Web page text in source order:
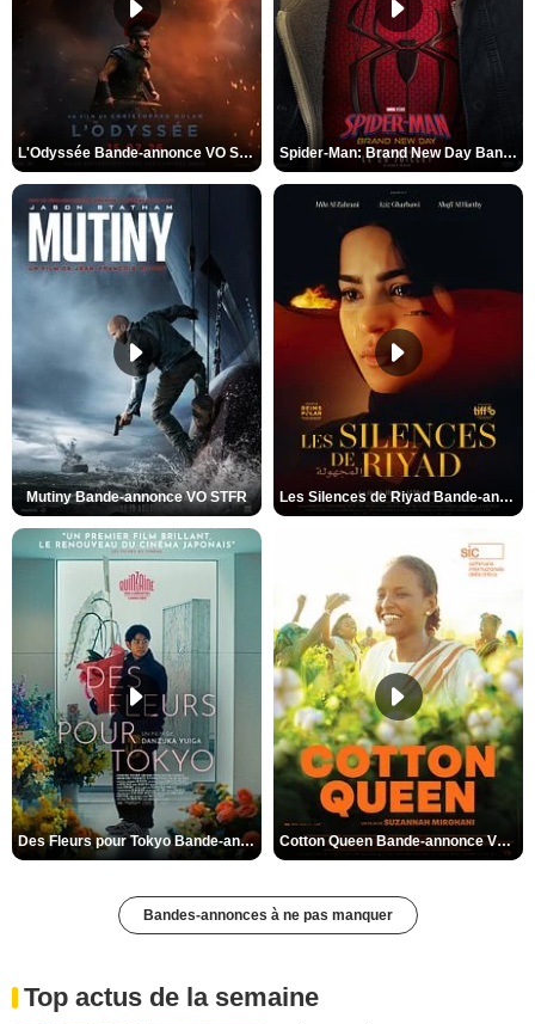
L'Odyssée Bande-annonce VO STFR Spider-Man: Brand New Day Bande-annonce VO STFR
Mutiny Bande-annonce VO STFR Les Silences de Riyad Bande-annonce VO STFR
Des Fleurs pour Tokyo Bande-annonce VO STFR Cotton Queen Bande-annonce VO STFR
Bandes-annonces à ne pas manquer
Top actus de la semaine